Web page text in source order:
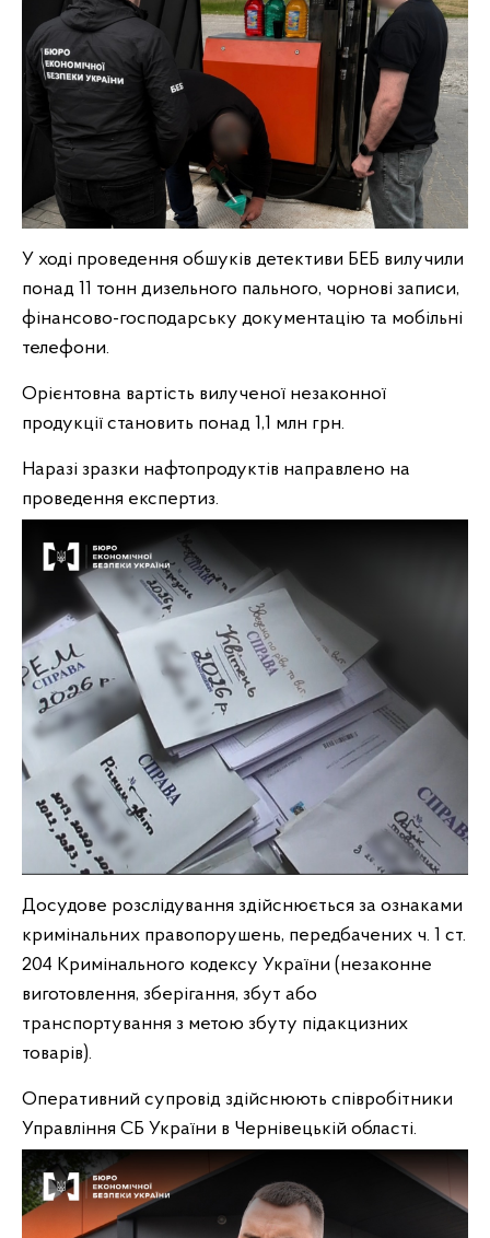
У ході проведення обшуків детективи БЕБ вилучили
понад 11 тонн дизельного пального, чорнові записи,
фінансово-господарську документацію та мобільні
телефони.
Орієнтовна вартість вилученої незаконної
продукції становить понад 1,1 млн грн.
Наразі зразки нафтопродуктів направлено на
проведення експертиз.
Досудове розслідування здійснюється за ознаками
кримінальних правопорушень, передбачених ч. 1 ст.
204 Кримінального кодексу України (незаконне
виготовлення, зберігання, збут або
транспортування з метою збуту підакцизних
товарів).
Оперативний супровід здійснюють співробітники
Управління СБ України в Чернівецькій області.